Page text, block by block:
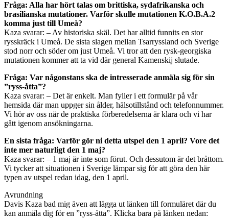
Fråga: Alla har hört talas om brittiska, sydafrikanska och
brasilianska mutationer. Varför skulle mutationen K.O.B.A.2
komma just till Umeå?
Kaza svarar: – Av historiska skäl. Det har alltid funnits en stor
rysskräck i Umeå. De sista slagen mellan Tsarryssland och Sverige
stod norr och söder om just Umeå. Vi tror att den rysk-georgiska
mutationen kommer att ta vid där general Kamenskij slutade.
Fråga: Var någonstans ska de intresserade anmäla sig för sin
”ryss-åtta”?
Kaza svarar: – Det är enkelt. Man fyller i ett formulär på vår
hemsida där man uppger sin ålder, hälsotillstånd och telefonnummer.
Vi hör av oss när de praktiska förberedelserna är klara och vi har
gått igenom ansökningarna.
En sista fråga: Varför gör ni detta utspel den 1 april? Vore det
inte mer naturligt den 1 maj?
Kaza svarar: – 1 maj är inte som förut. Och dessutom är det bråttom.
Vi tycker att situationen i Sverige lämpar sig för att göra den här
typen av utspel redan idag, den 1 april.
Avrundning
Davis Kaza bad mig även att lägga ut länken till formuläret där du
kan anmäla dig för en ”ryss-åtta”. Klicka bara på länken nedan: